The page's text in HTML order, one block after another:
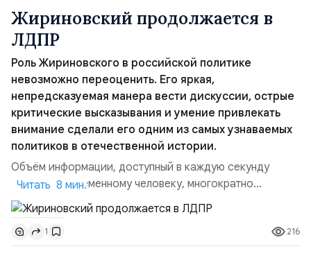
Жириновский продолжается в
ЛДПР
Роль Жириновского в российской политике
невозможно переоценить. Его яркая,
непредсказуемая манера вести дискуссии, острые
критические высказывания и умение привлекать
внимание сделали его одним из самых узнаваемых
политиков в отечественной истории.
Объём информации, доступный в каждую секунду
времени современному человеку, многократно
превышает способности самого человека этот вал
видео и текстов обработать, усвоить, сделать выводы,
спрогнозировать последствия. Некоторые новости
забываются тут же, другие обсуждаются пару дней,
Читать 8 мин.
1 216